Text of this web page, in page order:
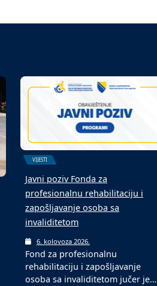
VIJESTI
Javni poziv Fonda za
profesionalnu rehabilitaciju i
zapošljavanje osoba sa
invaliditetom
6. kolovoza 2026.
Fond za profesionalnu
rehabilitaciju i zapošljavanje
osoba sa invaliditetom jučer je…